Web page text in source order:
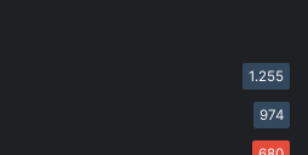
1.255
974